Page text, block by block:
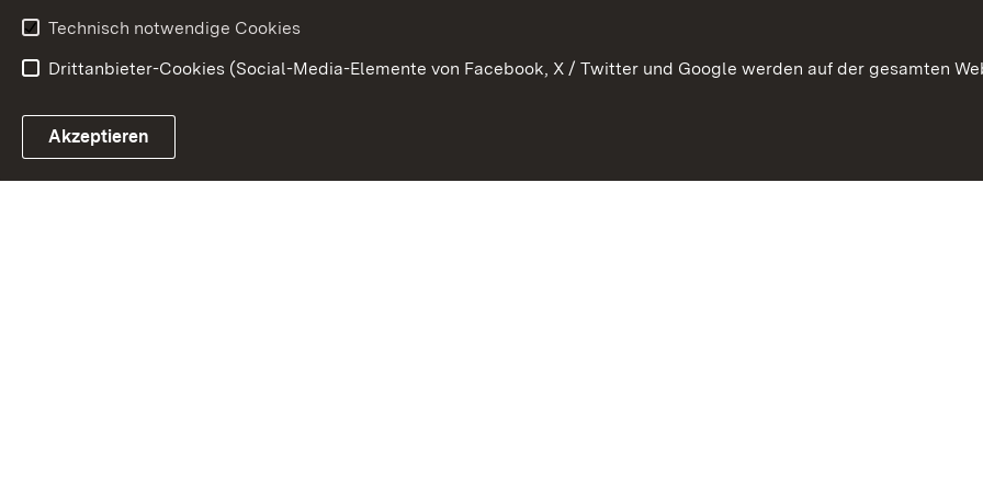
Link zum Landesportal
Technisch notwendige Cookies
Drittanbieter-Cookies (Social-Media-Elemente von Facebook, X / Twitter und Google werden auf der gesamten
Akzeptieren